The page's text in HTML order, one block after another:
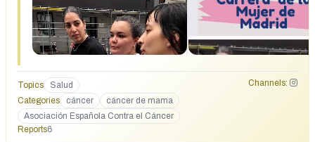
estar dentro de una marea de mujeres juntas apoyando a
otras mujeres, aunque sea rosa. Eso sí, electrizante hasta
que te cruzabas con la vaca o la manzana hinchable. No
tuvimos que rebuscar mucho, apenas hemos editado nada.
razonable. Alguna más tenía más rabia, otras, más
decepción, y otras simplemente se quedaban con lo
bueno… Pero que quede claro: Cuando denunciamos falta
de ética en la comunicación, lo que señalamos es esto:
pacientes, supervivientes, familiares y amigas engañadas
Topics Salud
Channels:
Categories
cáncer
cáncer de mama
Asociación Española Contra el Cáncer
Reports6